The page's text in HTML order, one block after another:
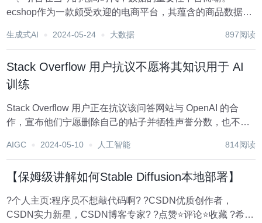
ecshop作为一款颇受欢迎的电商平台，其蕴含的商品数据、
运而生，它能够在短时间内抓取大量数据，为数据分析、市
生成式AI 2024-05-24 大数据 897阅读
Stack Overflow 用户抗议不愿将其知识用于 AI
训练
Stack Overflow 用户正在抗议该问答网站与 OpenAI 的合
作，宣布他们宁愿删除自己的帖子并牺牲声誉分数，也不愿
OpenAI 将能够使用 Stack Overflow 用户在过去15年...
AIGC 2024-05-10 人工智能 814阅读
【保姆级讲解如何Stable Diffusion本地部署】
?个人主页:程序员不想敲代码啊? ?CSDN优质创作者，
CSDN实力新星，CSDN博客专家? ?点赞⭐评论⭐收藏 ?希望